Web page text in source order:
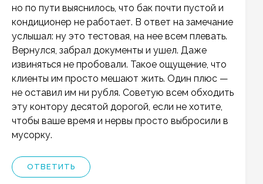
но по пути выяснилось, что бак почти пустой и
кондиционер не работает. В ответ на замечание
услышал: ну это тестовая, на нее всем плевать.
Вернулся, забрал документы и ушел. Даже
извиняться не пробовали. Такое ощущение, что
клиенты им просто мешают жить. Один плюс —
не оставил им ни рубля. Советую всем обходить
эту контору десятой дорогой, если не хотите,
чтобы ваше время и нервы просто выбросили в
мусорку.
ОТВЕТИТЬ